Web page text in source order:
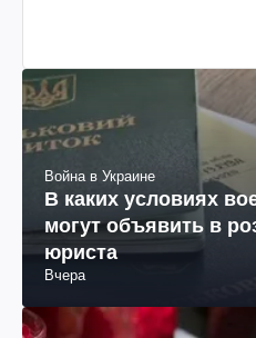
Война в Украине
В каких условиях
могут объявить в
юриста
Вчера